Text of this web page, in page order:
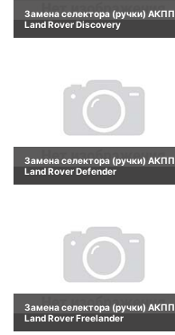
Замена селектора (ручки) АКПП
Land Rover Discovery
Замена селектора (ручки) АКПП
Land Rover Defender
Замена селектора (ручки) АКПП
Land Rover Freelander